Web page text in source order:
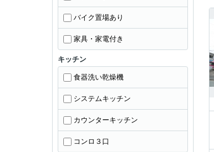
バイク置場あり
家具・家電付き
キッチン
食器洗い乾燥機
システムキッチン
カウンターキッチン
コンロ３口